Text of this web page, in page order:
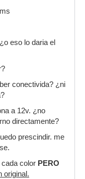
eso lo daria el
conectivida? ¿ni
a 12v. ¿no
directamente?
prescindir. me
cada color PERO
original.